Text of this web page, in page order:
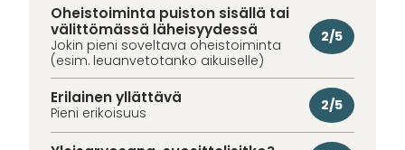
Oheistoiminta puiston sisällä tai
välittömässä läheisyydessä
Jokin pieni soveltava oheistoiminta
(esim. leuanvetotanko aikuiselle)
2/5
Erilainen yllättävä
Pieni erikoisuus 2/5